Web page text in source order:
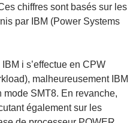
chiffres sont basés sur les
par IBM (Power Systems
i s’effectue en CPW
malheureusement IBM
mode SMT8. En revanche,
également sur les